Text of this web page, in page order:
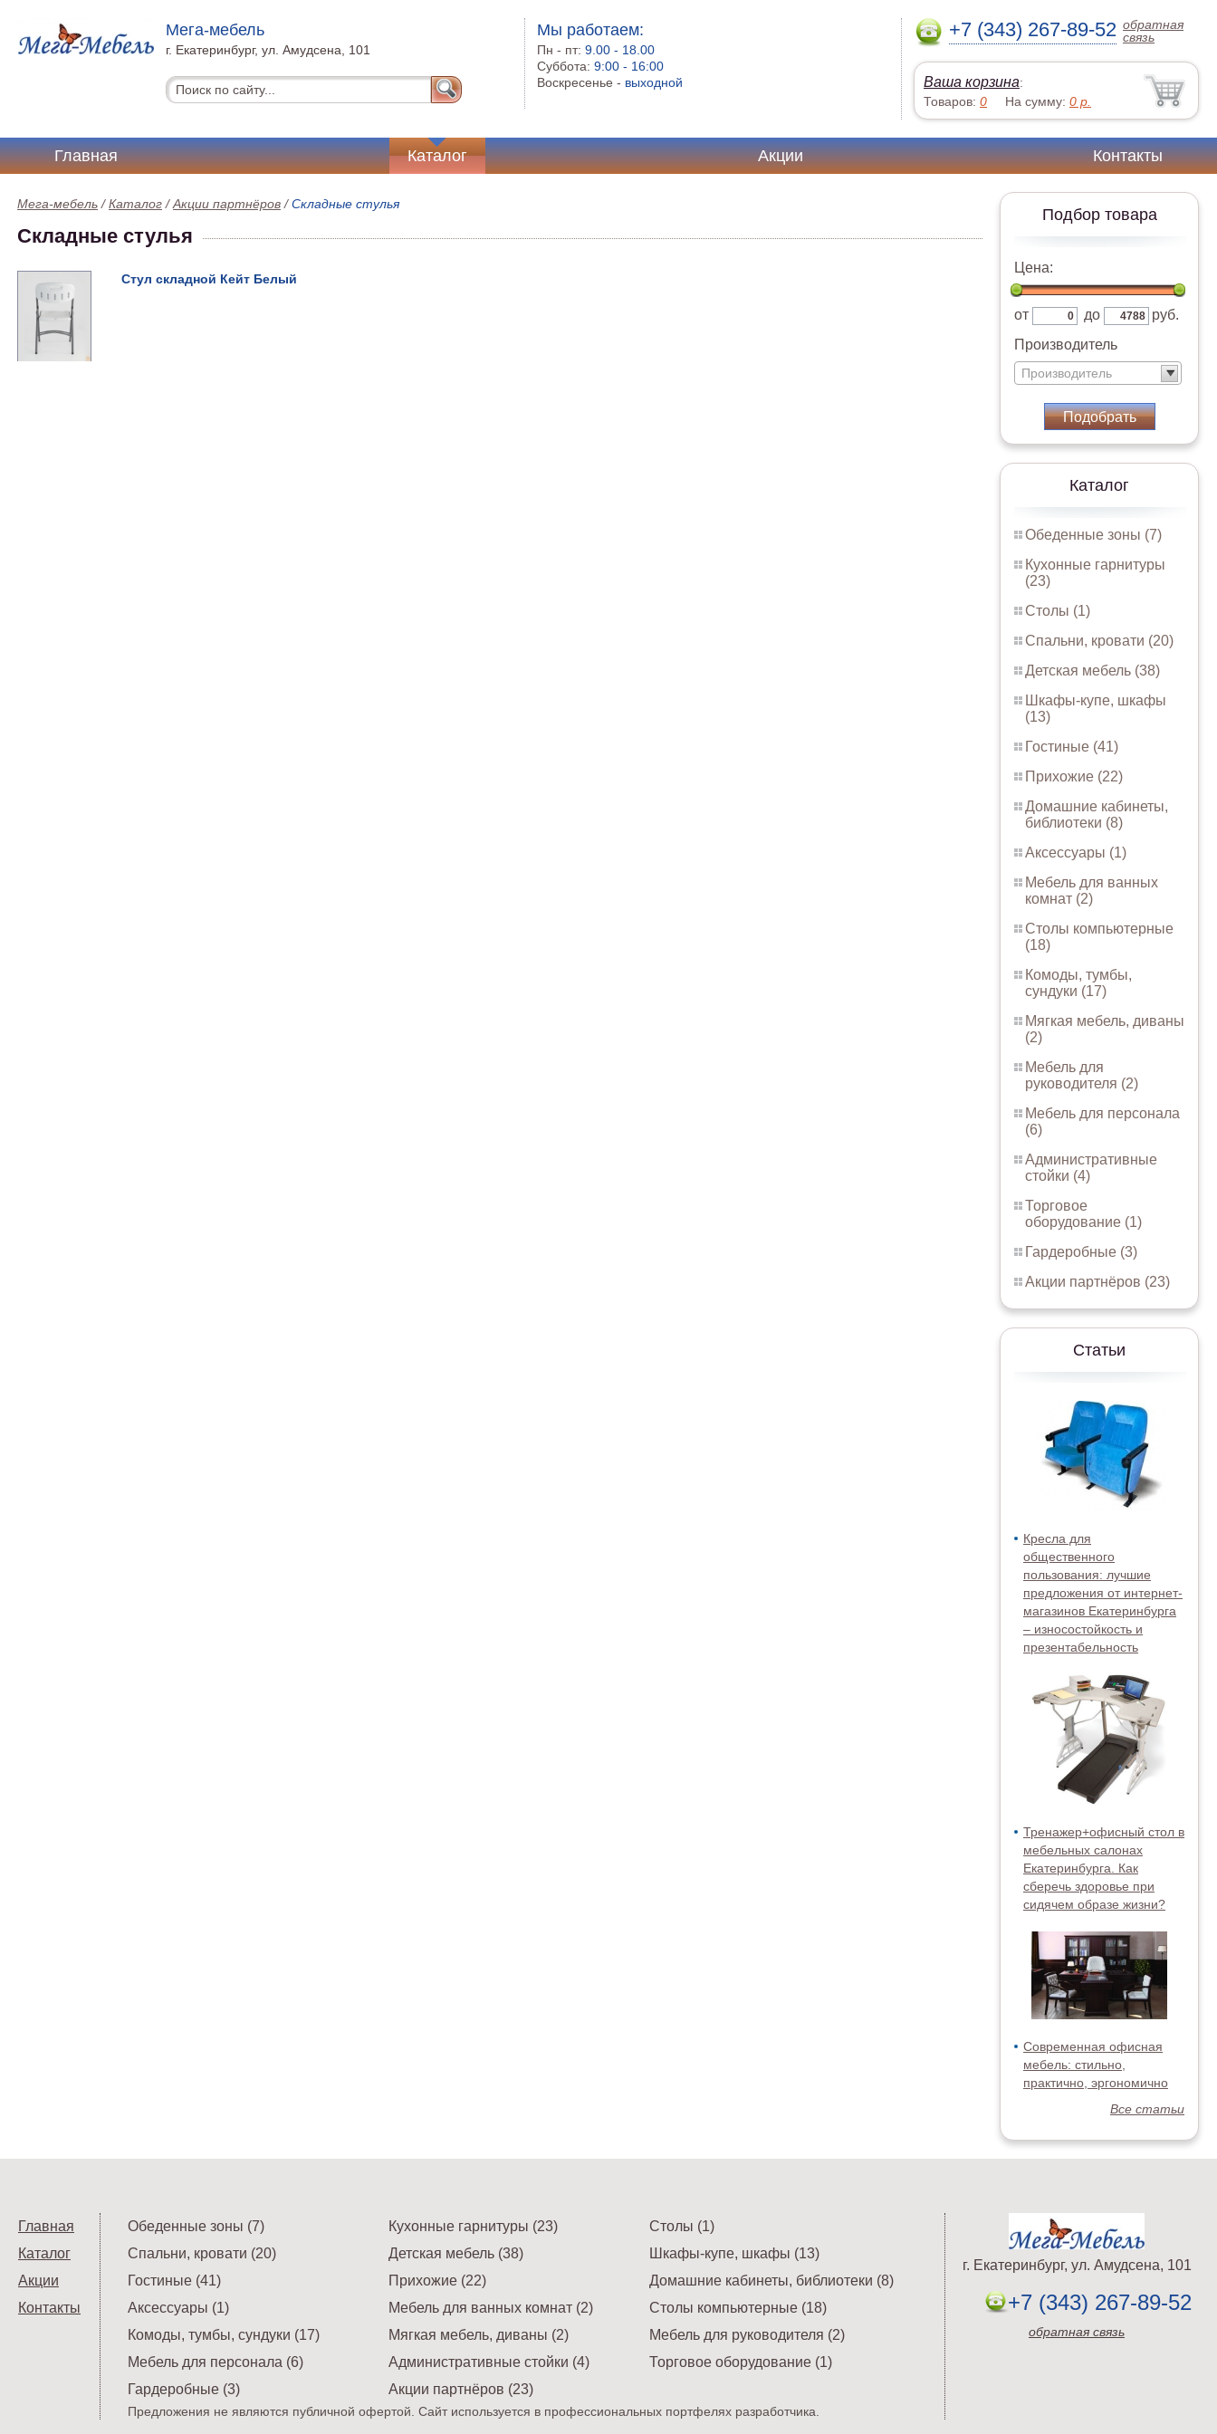
Мега-мебель
г. Екатеринбург, ул. Амудсена, 101
Мы работаем:
Пн - пт:9.00 - 18.00
Суббота:9:00 - 16:00
Воскресенье - выходной
+7 (343) 267-89-52 обратная
связь
Ваша корзина:
Товаров: 0 На сумму: 0 р.
Главная Каталог Акции Контакты
Подбор товара
Цена:
от до
руб.
Производитель
Производитель
Подобрать
Каталог
Обеденные зоны (7)
Кухонные гарнитуры
(23)
Столы (1)
Спальни, кровати (20)
Детская мебель (38)
Шкафы-купе, шкафы
(13)
Гостиные (41)
Прихожие (22)
Домашние кабинеты,
библиотеки (8)
Аксессуары (1)
Мебель для ванных
комнат (2)
Столы компьютерные
(18)
Комоды, тумбы,
сундуки (17)
Мягкая мебель, диваны
(2)
Мебель для
руководителя (2)
Мебель для персонала
(6)
Административные
стойки (4)
Торговое
оборудование (1)
Гардеробные (3)
Акции партнёров (23)
Статьи
Кресла для
общественного
пользования: лучшие
предложения от интернет-
магазинов Екатеринбурга
– износостойкость и
презентабельность
Тренажер+офисный стол в
мебельных салонах
Екатеринбурга. Как
сберечь здоровье при
сидячем образе жизни?
Современная офисная
мебель: стильно,
практично, эргономично
Все статьи
Мега-мебель /Каталог /Акции партнёров /Складные стулья
Складные стулья
Стул складной Кейт Белый
Главная
Каталог
Акции
Контакты
г. Екатеринбург, ул. Амудсена, 101
+7 (343) 267-89-52
обратная связь
Обеденные зоны (7) Кухонные гарнитуры (23)
Столы (1)
Спальни, кровати (20)
Детская мебель (38)
Шкафы-купе, шкафы (13)
Гостиные (41)
Прихожие (22)
Домашние кабинеты, библиотеки (8)
Аксессуары (1)
Мебель для ванных комнат (2)
Столы компьютерные (18)
Комоды, тумбы, сундуки (17)
Мягкая мебель, диваны (2)
Мебель для руководителя (2)
Мебель для персонала (6)
Административные стойки (4)
Торговое оборудование (1)
Гардеробные (3)
Акции партнёров (23)
Предложения не являются публичной офертой. Сайт используется в профессиональных портфелях разработчика.